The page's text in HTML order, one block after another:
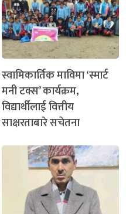
स्वामिकार्तिक माविमा ‘स्मार्ट
मनी टक्स’ कार्यक्रम,
विद्यार्थीलाई वित्तीय
साक्षरताबारे सचेतना